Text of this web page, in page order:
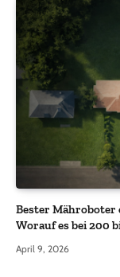
Bester Mähroboter
Worauf es bei 200
April 9, 2026